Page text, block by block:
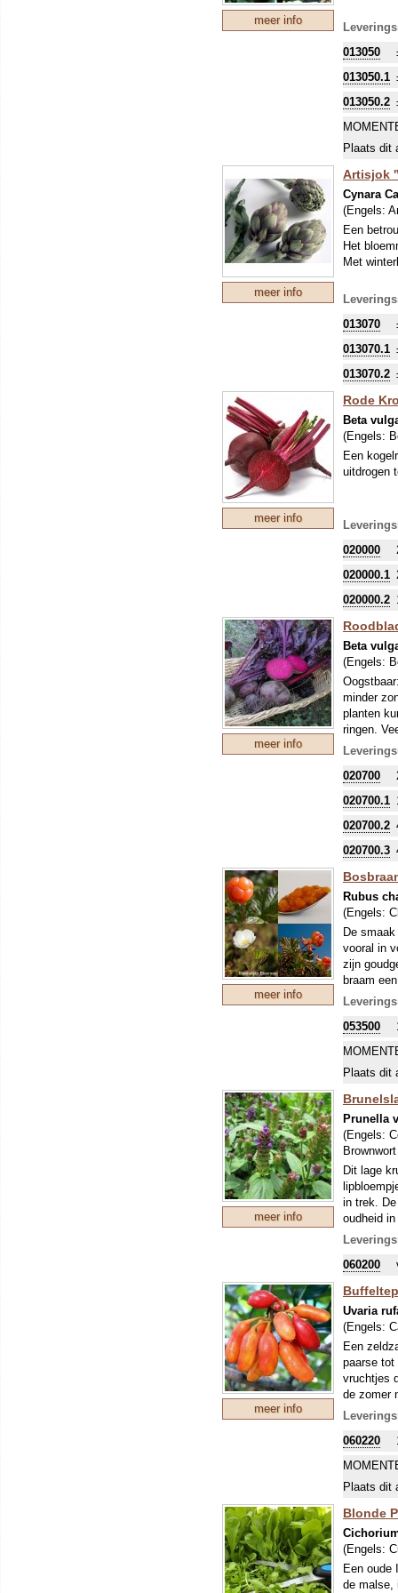
meer info
013050
013050.1
013050.2
Plaats dit
meer info
Artisjok
Cynara
(Engels:
Een
Het
Met
013070
013070.1
013070.2
meer info
Rode
Beta
(Engels:
Een
uitdrogen
020000
020000.1
020000.2
meer info
Beta
(Engels:
minder
planten
ringen.
020700
020700.1
020700.2
020700.3
meer info
Rubus
(Engels:
De
vooral in
zijn
braam
meerdere
053500
Plaats dit
meer info
Prunella
(Engels:
Dit lage
in trek.
oudheid
iets
mee kan
060200
meer info
Uvaria
(Engels:
Een
paarse tot
vruchtjes
de zomer
weinig
060220
Plaats dit
Blonde
(Engels:
Een oude
de malse,